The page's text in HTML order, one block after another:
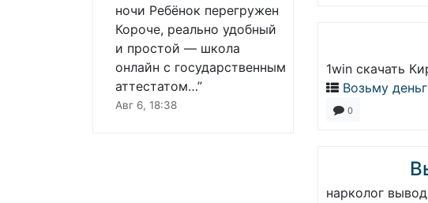
ночи Ребёнок перегружен
Короче, реально удобный
и простой — школа
онлайн с государственным
аттестатом…”
Авг 6, 18:38
1win скачать
Возьму
0
нарколог